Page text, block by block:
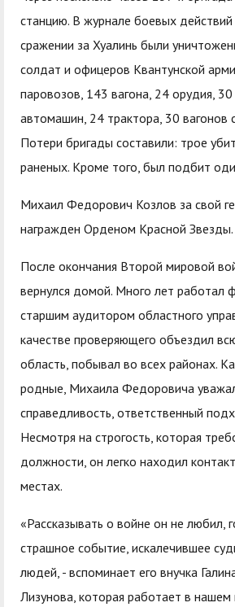
станцию. В журнале боевых действий
сражении за Хуалинь были
солдат и офицеров Квантунской
паровозов, 143 вагона, 24 орудия, 30
автомашин, 24 трактора, 30 вагонов
Потери бригады составили: трое
раненых. Кроме того, был подбит
Михаил Федорович Козлов за свой
награжден Орденом Красной Звезды.
После окончания Второй мировой
вернулся домой. Много лет работал
старшим аудитором областного
качестве проверяющего объездил
область, побывал во всех районах.
родные, Михаила Федоровича
справедливость, ответственный
Несмотря на строгость, которая
должности, он легко находил
местах.
«Рассказывать о войне он не любил,
страшное событие, искалечившее
людей, - вспоминает его внучка
Лизунова, которая работает в нашем